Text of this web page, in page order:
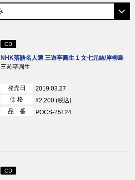
CD
NHK落語名人選 三遊亭圓生 1 文七元結/岸柳島
三遊亭圓生
発売日
2019.03.27
価 格
¥2,200 (税込)
品 番
POCS-25124
CD